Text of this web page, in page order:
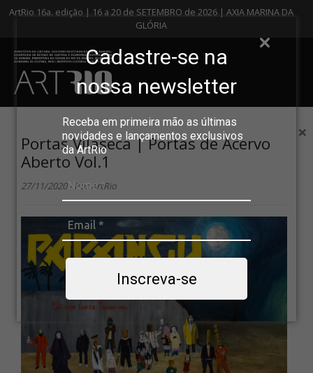
Cadastre-se na
nossa newsletter
Receba em primeira mão as últimas
novidades e lançamentos exclusivos
da ArtRio
Inscreva-se
ArtRio 16a. edição | 16 a 20 de SETEMBRO de 2026 | AXIA MARINA DA
GLÓRIA
×
Portas Vilaseca | Portas de Acervo
Aberto Vol.1
27/11/2020 - Por ArtRio